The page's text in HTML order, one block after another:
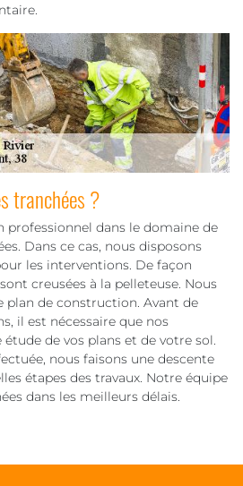
tranchées ?
professionnel dans le domaine de
Dans ce cas, nous disposons
les interventions. De façon
creusées à la pelleteuse. Nous
plan de construction. Avant de
il est nécessaire que nos
de vos plans et de votre sol.
nous faisons une descente
étapes des travaux. Notre équipe
dans les meilleurs délais.